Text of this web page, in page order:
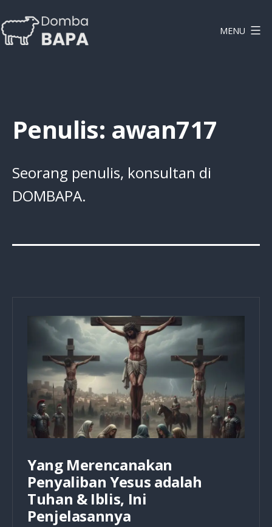
ke
konten
MENU
Penulis: awan717
Seorang penulis, konsultan di
DOMBAPA.
Yang Merencanakan
Penyaliban Yesus adalah
Tuhan & Iblis, Ini
Penjelasannya